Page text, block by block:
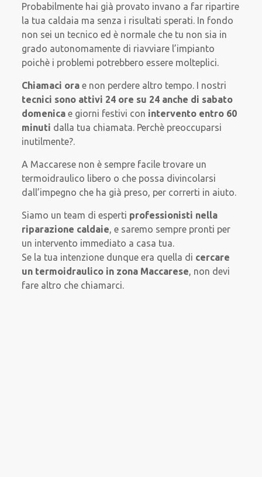
Probabilmente hai già provato invano a far ripartire
la tua caldaia ma senza i risultati sperati. In fondo
non sei un tecnico ed è normale che tu non sia in
grado autonomamente di riavviare l’impianto
poichè i problemi potrebbero essere molteplici.
Chiamaci ora e non perdere altro tempo. I nostri
tecnici sono attivi 24 ore su 24 anche di sabato
domenica e giorni festivi con intervento entro 60
minuti dalla tua chiamata. Perchè preoccuparsi
inutilmente?.
A Maccarese non è sempre facile trovare un
termoidraulico libero o che possa divincolarsi
dall’impegno che ha già preso, per correrti in aiuto.
Siamo un team di esperti professionisti nella
riparazione caldaie, e saremo sempre pronti per
un intervento immediato a casa tua.
Se la tua intenzione dunque era quella di cercare
un termoidraulico in zona Maccarese, non devi
fare altro che chiamarci.